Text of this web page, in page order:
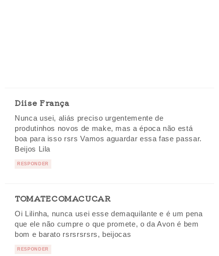
Diise França
Nunca usei, aliás preciso urgentemente de
produtinhos novos de make, mas a época não está
boa para isso rsrs Vamos aguardar essa fase passar.
Beijos Lila
RESPONDER
TOMATECOMACUCAR
Oi Lilinha, nunca usei esse demaquilante e é um pena
que ele não cumpre o que promete, o da Avon é bem
bom e barato rsrsrsrsrs, beijocas
RESPONDER